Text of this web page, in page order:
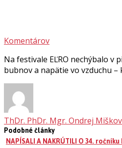
Komentárov
Na festivale EĽRO nechýbalo
bubnov a napätie vo vzduchu
ThDr. PhDr. Mgr. Ondrej
Podobné články
NAPÍSALI A NAKRÚTILI O 34. ročníku